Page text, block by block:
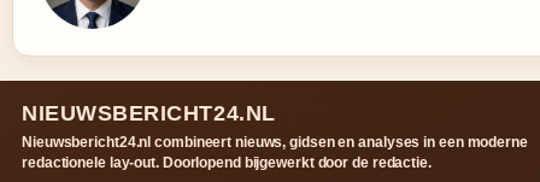
NIEUWSBERICHT24.NL
Nieuwsbericht24.nl combineert nieuws, gidsen en analyses in een moderne
redactionele lay-out. Doorlopend bijgewerkt door de redactie.